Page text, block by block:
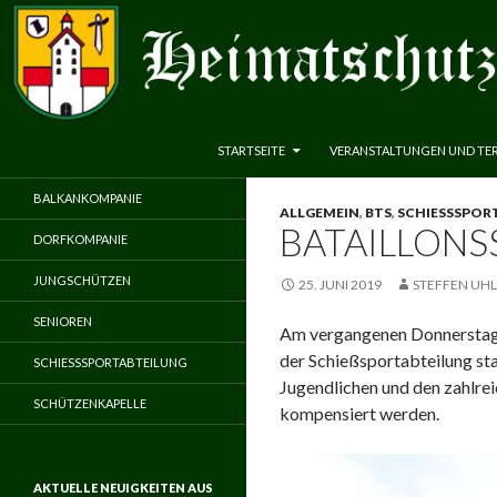
Heimatschutzverein Neuenbeken 1583 e.V.
STARTSEITE
VERANSTALTUNGEN UND
ALLGEMEIN, BTS,
25. JUNI 2019 STEFFEN UHL
Am vergangenen
der Schießsportabteilung
Jugendlichen und den
kompensiert werden.
BALKANKOMPANIE
DORFKOMPANIE
JUNGSCHÜTZEN
SENIOREN
SCHIESSSPORTABTEILUNG
SCHÜTZENKAPELLE
AKTUELLE NEUIGKEITEN AUS